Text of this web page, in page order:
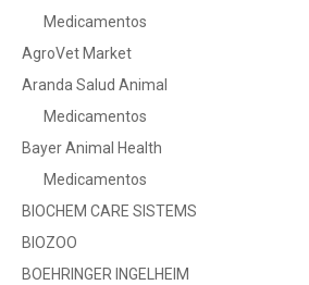
Medicamentos
AgroVet Market
Aranda Salud Animal
Medicamentos
Bayer Animal Health
Medicamentos
BIOCHEM CARE SISTEMS
BIOZOO
BOEHRINGER INGELHEIM